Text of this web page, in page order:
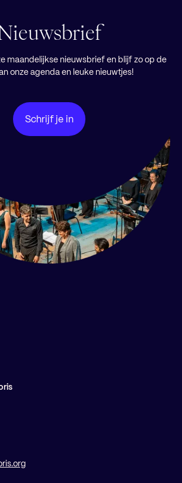
maandelijkse nieuwsbrief en blijf zo op de
onze agenda en leuke nieuwtjes!
Schrijf je in